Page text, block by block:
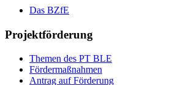
Das BZ­fE
Projektförderung
The­men des PT BLE
För­der­maß­nah­men
An­trag auf För­de­rung